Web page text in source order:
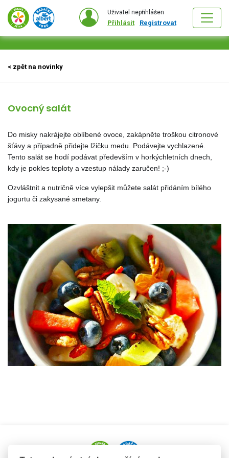
Uživatel nepřihlášen
Přihlásit Registrovat
< zpět na novinky
Ovocný salát
Do misky nakrájejte oblíbené ovoce, zakápněte troškou citronové
šťávy a případně přidejte lžičku medu. Podávejte vychlazené
Tento salát se hodí podávat především v horkýchletních dnech,
kdy je pokles teploty a vzestup nálady zaručen! ;-)
Ozvláštnit a nutričně více vylepšit můžete salát přidáním bílého
jogurtu či zakysané smetany.